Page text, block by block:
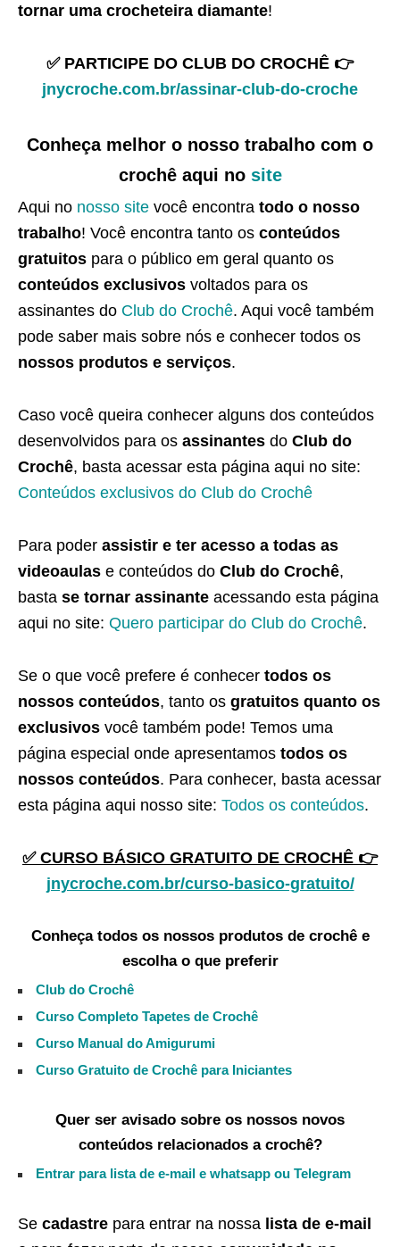
tornar uma crocheteira diamante!
✅ PARTICIPE DO CLUB DO CROCHÊ 👉
jnycroche.com.br/assinar-club-do-croche
Conheça melhor o nosso trabalho com o
crochê aqui no site
Aqui no nosso site você encontra todo o nosso
trabalho! Você encontra tanto os conteúdos
gratuitos para o público em geral quanto os
conteúdos exclusivos voltados para os
assinantes do Club do Crochê. Aqui você também
pode saber mais sobre nós e conhecer todos os
nossos produtos e serviços.
Caso você queira conhecer alguns dos conteúdos
desenvolvidos para os assinantes do Club do
Crochê, basta acessar esta página aqui no site:
Conteúdos exclusivos do Club do Crochê
Para poder assistir e ter acesso a todas as
videoaulas e conteúdos do Club do Crochê,
basta se tornar assinante acessando esta página
aqui no site: Quero participar do Club do Crochê.
Se o que você prefere é conhecer todos os
nossos conteúdos, tanto os gratuitos quanto os
exclusivos você também pode! Temos uma
página especial onde apresentamos todos os
nossos conteúdos. Para conhecer, basta acessar
esta página aqui nosso site: Todos os conteúdos.
✅ CURSO BÁSICO GRATUITO DE CROCHÊ 👉
jnycroche.com.br/curso-basico-gratuito/
Conheça todos os nossos produtos de crochê e
escolha o que preferir
Club do Crochê
Curso Completo Tapetes de Crochê
Curso Manual do Amigurumi
Curso Gratuito de Crochê para Iniciantes
Quer ser avisado sobre os nossos novos
conteúdos relacionados a crochê?
Entrar para lista de e-mail e whatsapp ou Telegram
Se cadastre para entrar na nossa lista de e-mail